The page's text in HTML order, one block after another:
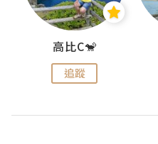
高比C🐒
追蹤